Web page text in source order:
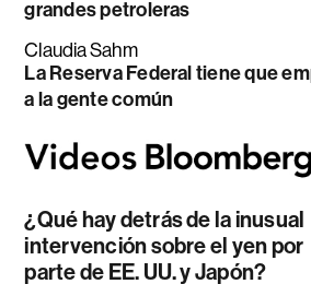
grandes petroleras
Claudia Sahm
La Reserva Federal tiene que
a la gente común
¿Qué hay detrás de la inusual
intervención sobre el yen por
parte de EE. UU. y Japón?